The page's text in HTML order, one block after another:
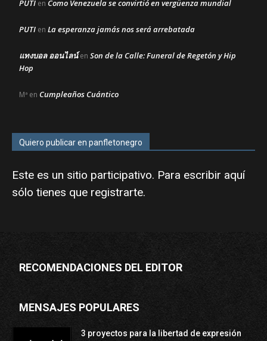
PUTI en Como Venezuela se convirtió en vergüenza mundial
PUTI en La esperanza jamás nos será arrebatada
แทงบอล ออนไลน์en Son de la Calle: Funeral de Regetón y Hip
Hop
Mª en Cumpleaños Cuántico
Quiero publicar en panfletonegro
Este es un sitio participativo. Para escribir aquí
sólo tienes que registrarte.
RECOMENDACIONES DEL EDITOR
MENSAJES POPULARES
3 proyectos para la libertad de expresión